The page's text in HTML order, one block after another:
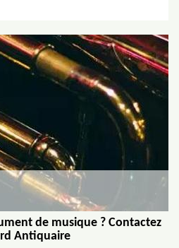
de musique ? Contactez
Antiquaire